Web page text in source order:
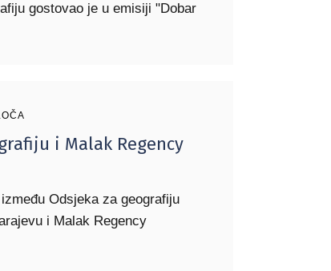
gostovao je u emisiji "Dobar
i Malak Regency
Odsjeka za geografiju
i Malak Regency